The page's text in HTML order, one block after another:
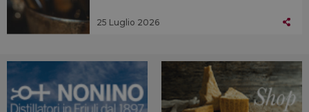
25 Luglio 2026